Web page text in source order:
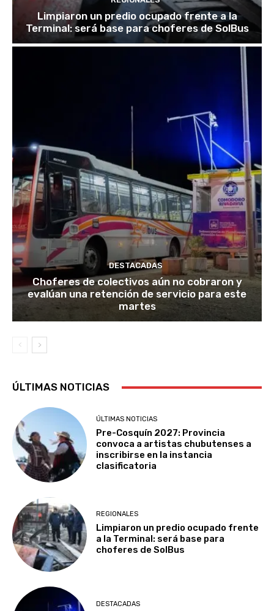
Limpiaron un predio ocupado frente a la
Terminal: será base para choferes de SolBus
DESTACADAS
Choferes de colectivos aún no cobraron y
evalúan una retención de servicio para este
martes
ÚLTIMAS NOTICIAS
ÚLTIMAS NOTICIAS
Pre-Cosquín 2027: Provincia
convoca a artistas chubutenses a
inscribirse en la instancia
clasificatoria
REGIONALES
Limpiaron un predio ocupado frente
a la Terminal: será base para
choferes de SolBus
DESTACADAS